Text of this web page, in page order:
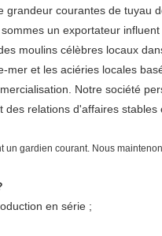
courantes de tuyau
un exportateur
moulins célèbres locaux
et les aciéries locales
Notre société
relations d'affaires stables
gardien courant. Nous
en série ;